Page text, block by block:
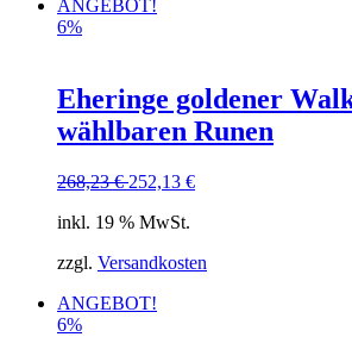
ANGEBOT!
6%
Eheringe goldener
wählbaren Runen
268,23€ 252,13 €
inkl. 19 % MwSt.
zzgl. Versandkosten
ANGEBOT!
6%